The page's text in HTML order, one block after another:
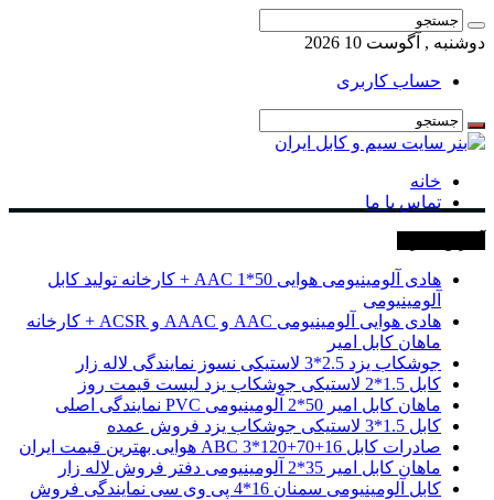
دوشنبه , آگوست 10 2026
حساب کاربری
خانه
تماس با ما
هادی آلومینیومی هوایی 50*1 AAC + کارخانه تولید کابل
آلومینیومی
هادی هوایی آلومینیومی AAC و AAAC و ACSR + کارخانه
ماهان کابل امیر
جوشکاب یزد 2.5*3 لاستیکی نسوز نمایندگی لاله زار
کابل 1.5*2 لاستیکی جوشکاب یزد لیست قیمت روز
ماهان کابل امیر 50*2 آلومینیومی PVC نمایندگی اصلی
کابل 1.5*3 لاستیکی جوشکاب یزد فروش عمده
صادرات کابل 16+70+120*3 ABC هوایی بهترین قیمت ایران
ماهان کابل امیر 35*2 آلومینیومی دفتر فروش لاله زار
کابل آلومینیومی سمنان 16*4 پی وی سی نمایندگی فروش